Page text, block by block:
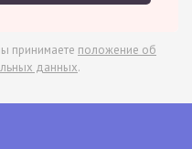
принимаете положение об
данных.